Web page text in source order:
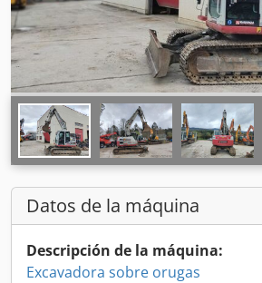
Datos de la máquina
Descripción de la máquina:
Excavadora sobre orugas